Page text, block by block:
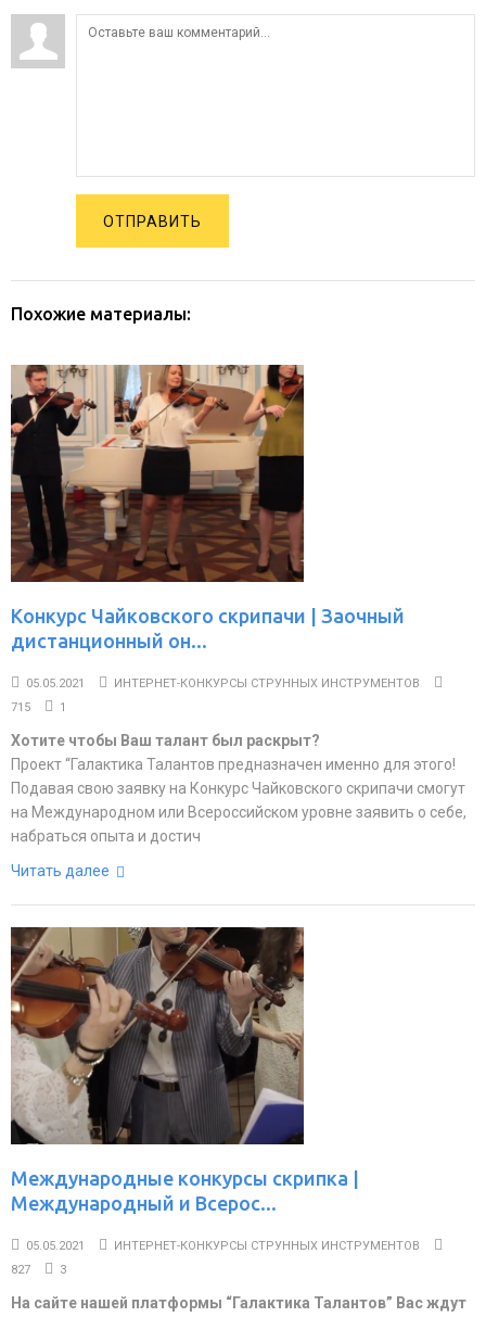
ОТПРАВИТЬ
Похожие материалы:
Конкурс Чайковского скрипачи | Заочный
дистанционный он...
05.05.2021
ИНТЕРНЕТ-КОНКУРСЫ СТРУННЫХ ИНСТРУМЕНТОВ
715
1
Хотите чтобы Ваш талант был раскрыт?
Проект “Галактика Талантов предназначен именно для этого!
Подавая свою заявку на Конкурс Чайковского скрипачи смогут
на Международном или Всероссийском уровне заявить о себе,
набраться опыта и достич
Читать далее
Международные конкурсы скрипка |
Международный и Всерос...
05.05.2021
ИНТЕРНЕТ-КОНКУРСЫ СТРУННЫХ ИНСТРУМЕНТОВ
827
3
На сайте нашей платформы “Галактика Талантов” Вас ждут